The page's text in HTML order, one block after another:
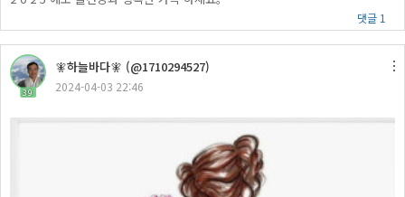
댓글 1
39
🧚하늘바다🧚 (@1710294527)
2024-04-03 22:46